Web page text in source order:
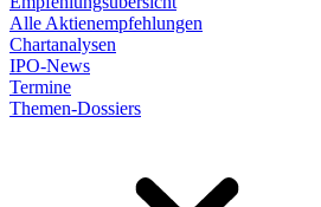
Alle Aktienempfehlungen
Chartanalysen
IPO-News
Termine
Themen-Dossiers